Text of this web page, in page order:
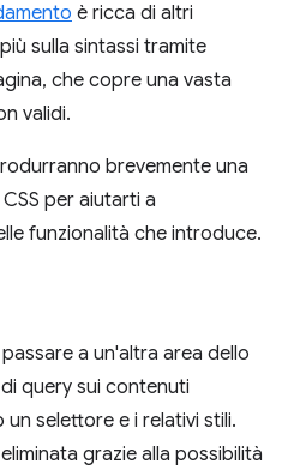
è ricca di altri
sulla sintassi tramite
che copre una vasta
validi.
brevemente una
per aiutarti a
funzionalità che introduce.
a un'altra area dello
query sui contenuti
selettore e i relativi stili.
grazie alla possibilità